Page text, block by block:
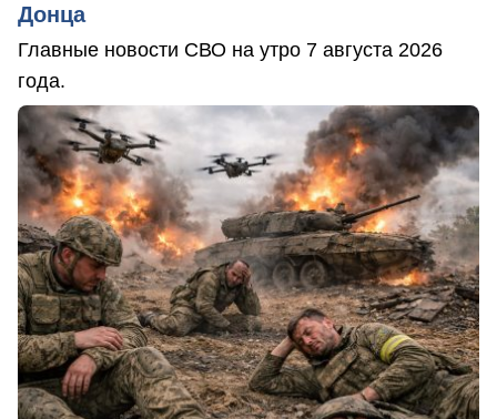
Донца
Главные новости СВО на утро 7 августа 2026
года.